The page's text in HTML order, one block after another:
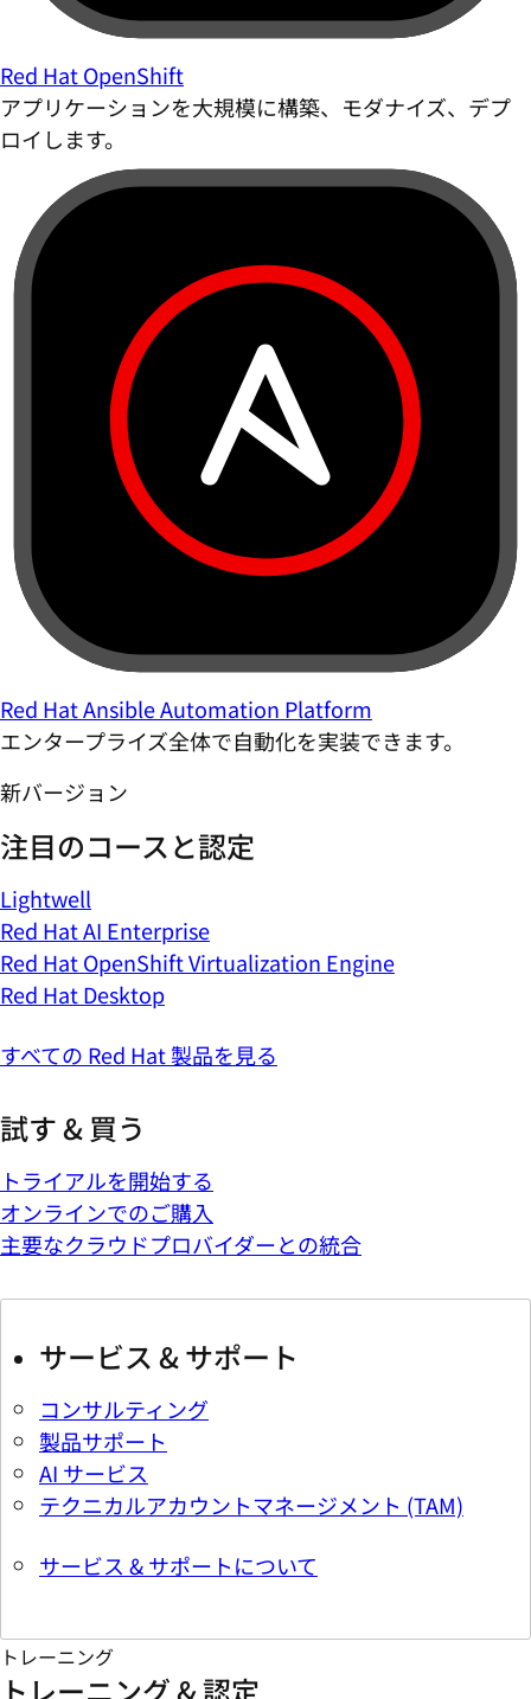
Red Hat OpenShift
アプリケーションを大規模に構築、モダナイズ、デプ
ロイします。
Red Hat Ansible Automation Platform
エンタープライズ全体で自動化を実装できます。
新バージョン
注目のコースと認定
Lightwell
Red Hat AI Enterprise
Red Hat OpenShift Virtualization Engine
Red Hat Desktop
すべての Red Hat 製品を見る
試す & 買う
トライアルを開始する
オンラインでのご購入
主要なクラウドプロバイダーとの統合
サービス & サポート
コンサルティング
製品サポート
AI サービス
テクニカルアカウントマネージメント (TAM)
サービス & サポートについて
トレーニング
トレーニング & 認定